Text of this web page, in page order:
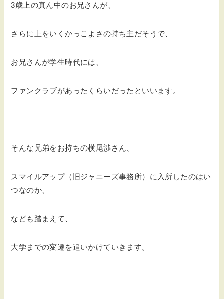
3歳上の真ん中のお兄さんが、
さらに上をいくかっこよさの持ち主だそうで、
お兄さんが学生時代には、
ファンクラブがあったくらいだったといいます。
そんな兄弟をお持ちの横尾渉さん、
スマイルアップ（旧ジャニーズ事務所）に入所したのはい
つなのか、
なども踏まえて、
大学までの変遷を追いかけていきます。